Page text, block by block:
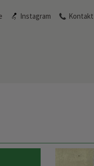
Instagram Kontakt